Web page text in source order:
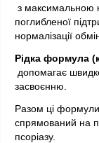
поглибленої
нормалізації
Рідка формула
засвоєнню.
Разом ці
спрямований на
псоріазу.